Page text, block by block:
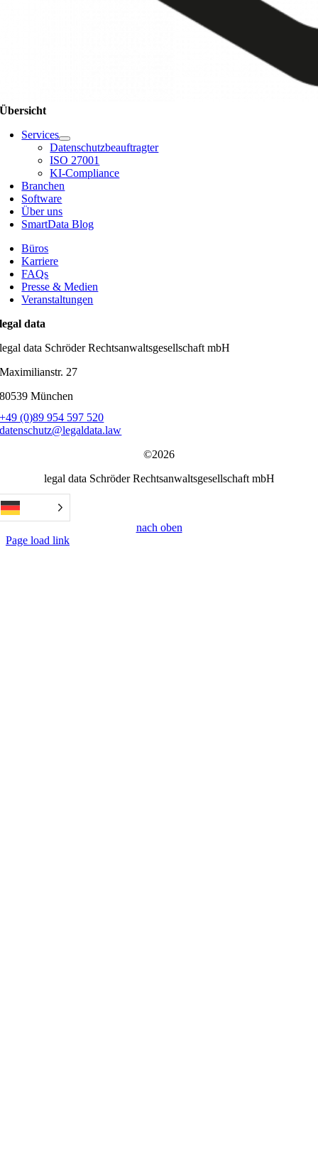
Übersicht
Services
Datenschutzbeauftragter
ISO 27001
KI-Compliance
Branchen
Software
Über uns
SmartData Blog
Büros
Karriere
FAQs
Presse & Medien
Veranstaltungen
legal data
legal data Schröder Rechtsanwaltsgesellschaft mbH
Maximilianstr. 27
80539 München
+49 (0)89 954 597 520
datenschutz@legaldata.law
©2026
legal data Schröder Rechtsanwaltsgesellschaft mbH
nach oben
Page load link